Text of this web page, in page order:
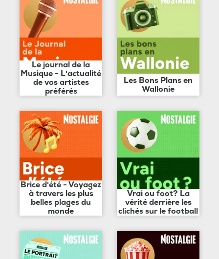
Le journal de la
Musique - L'actualité
de vos artistes
préférés
Les Bons Plans en
Wallonie
Brice d'été - Voyagez
à travers les plus
belles plages du
monde
Vrai ou foot? La
vérité derrière les
clichés sur le football